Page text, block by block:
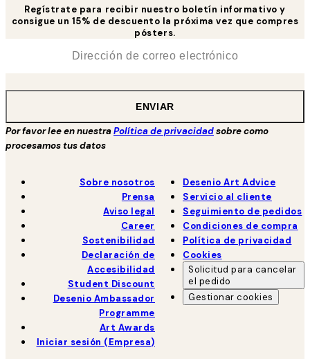
Regístrate para recibir nuestro boletín informativo y
consigue un 15% de descuento la próxima vez que compres
pósters.
ENVIAR
Por favor lee en nuestraPolítica de privacidadsobre como
procesamos tus datos
Sobre nosotros
Prensa
Aviso legal
Career
Sostenibilidad
Declaración de
Accesibilidad
Student Discount
Desenio Ambassador
Programme
Art Awards
Iniciar sesión (Empresa)
Desenio Art Advice
Servicio al cliente
Seguimiento de pedidos
Condiciones de compra
Política de privacidad
Cookies
Solicitud para cancelar
el pedido
Gestionar cookies